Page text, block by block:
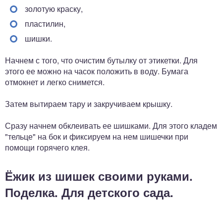
золотую краску,
пластилин,
шишки.
Начнем с того, что очистим бутылку от этикетки. Для
этого ее можно на часок положить в воду. Бумага
отмокнет и легко снимется.
Затем вытираем тару и закручиваем крышку.
Сразу начнем обклеивать ее шишками. Для этого кладем
"тельце" на бок и фиксируем на нем шишечки при
помощи горячего клея.
Ёжик из шишек своими руками.
Поделка. Для детского сада.